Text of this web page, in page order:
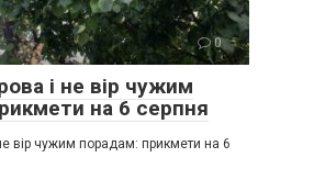
0
і не вір чужим
на 6 серпня
вір чужим порадам: прикмети на 6